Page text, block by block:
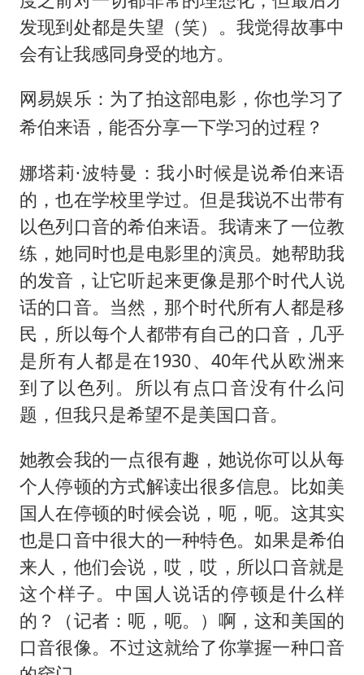
发现到处都是失望（笑）。我觉得故事中
会有让我感同身受的地方。
网易娱乐：为了拍这部电影，你也学习了
希伯来语，能否分享一下学习的过程？
娜塔莉·波特曼：我小时候是说希伯来语
的，也在学校里学过。但是我说不出带有
以色列口音的希伯来语。我请来了一位教
练，她同时也是电影里的演员。她帮助我
的发音，让它听起来更像是那个时代人说
话的口音。当然，那个时代所有人都是移
民，所以每个人都带有自己的口音，几乎
是所有人都是在1930、40年代从欧洲来
到了以色列。所以有点口音没有什么问
题，但我只是希望不是美国口音。
她教会我的一点很有趣，她说你可以从每
个人停顿的方式解读出很多信息。比如美
国人在停顿的时候会说，呃，呃。这其实
也是口音中很大的一种特色。如果是希伯
来人，他们会说，哎，哎，所以口音就是
这个样子。中国人说话的停顿是什么样
的？（记者：呃，呃。）啊，这和美国的
口音很像。不过这就给了你掌握一种口音